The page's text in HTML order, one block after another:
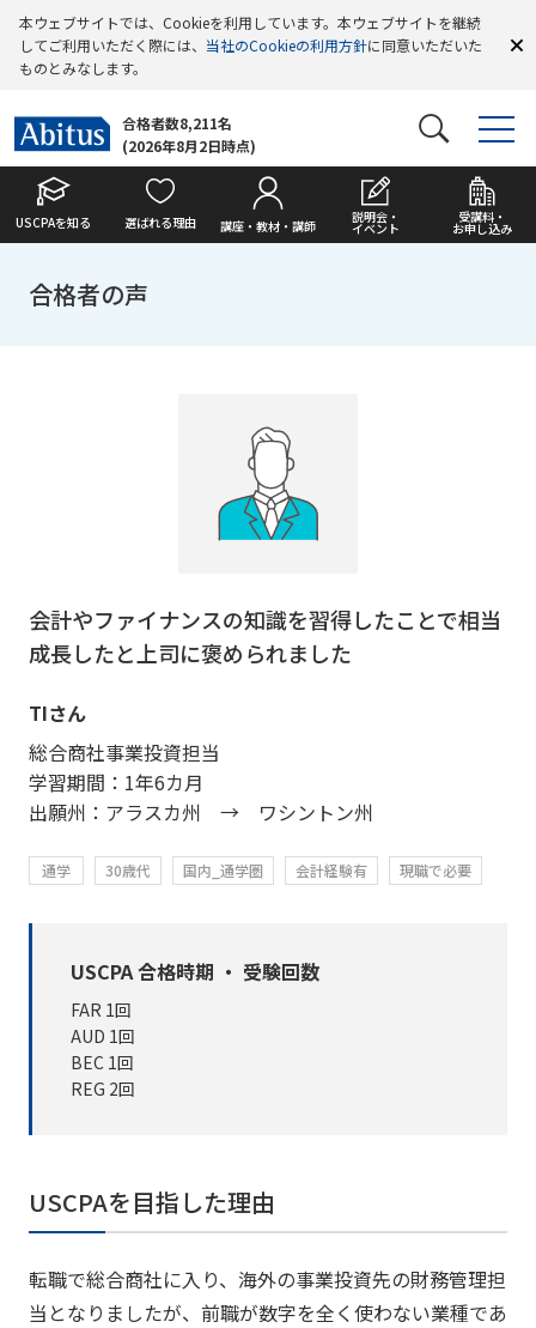
本ウェブサイトでは、Cookieを利用しています。本ウェブサイトを継続
してご利用いただく際には、 当社のCookieの利用方針に同意いただいた
ものとみなします。
合格者数8,211名
(2026年8月2日時点)
USCPAを知る 選ばれる理由 講座・教材・講師
説明会・
イベント
受講料・
お申し込み
合格者の声
会計やファイナンスの知識を習得したことで相当
成長したと上司に褒められました
TIさん
総合商社事業投資担当
学習期間：1年6カ月
出願州：アラスカ州 → ワシントン州
通学 30歳代 国内_通学圏 会計経験有 現職で必要
USCPA 合格時期 ・ 受験回数
FAR 1回
AUD 1回
BEC 1回
REG 2回
USCPAを目指した理由
転職で総合商社に入り、海外の事業投資先の財務管理担
当となりましたが、前職が数字を全く使わない業種であ